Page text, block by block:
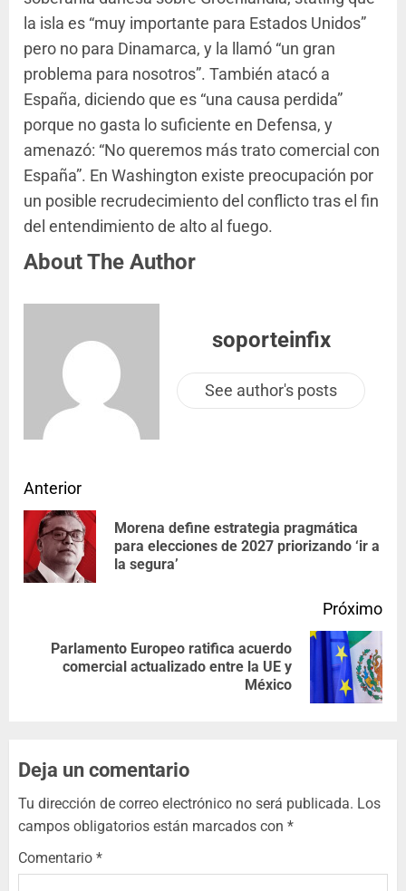
la isla es “muy importante para Estados Unidos”
pero no para Dinamarca, y la llamó “un gran
problema para nosotros”. También atacó a
España, diciendo que es “una causa perdida”
porque no gasta lo suficiente en Defensa, y
amenazó: “No queremos más trato comercial con
España”. En Washington existe preocupación por
un posible recrudecimiento del conflicto tras el fin
del entendimiento de alto al fuego.
About The Author
soporteinfix
See author's posts
Anterior
Morena define estrategia pragmática
para elecciones de 2027 priorizando ‘ir a
la segura’
Próximo
Parlamento Europeo ratifica acuerdo
comercial actualizado entre la UE y
México
Deja un comentario
Tu dirección de correo electrónico no será publicada. Los
campos obligatorios están marcados con *
Comentario *